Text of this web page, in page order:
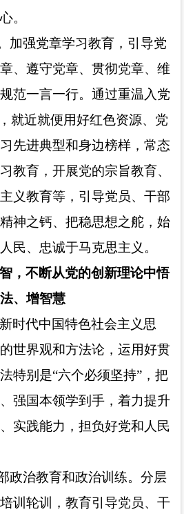
。
加强党章学习教育，引导党
、遵守党章、贯彻党章、维
范一言一行。通过重温入党
就近就便用好红色资源、党
先进典型和身边榜样，常态
教育，开展党的宗旨教育、
义教育等，引导党员、干部
神之钙、把稳思想之舵，始
民、忠诚于马克思主义。
，不断从党的创新理论中悟
、增智慧
时代中国特色社会主义思
世界观和方法论，运用好贯
特别是“六个必须坚持”，把
强国本领学到手，着力提升
实践能力，担负好党和人民
政治教育和政治训练。分层
训轮训，教育引导党员、干